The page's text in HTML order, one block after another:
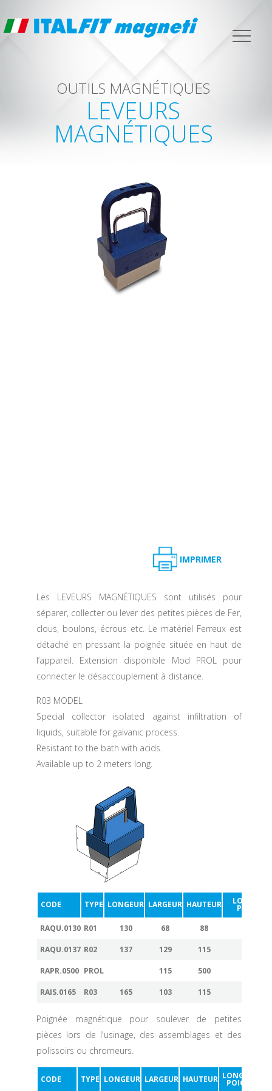
OUTILS MAGNÉTIQUES
LEVEURS
MAGNÉTIQUES
IMPRIMER
Les LEVEURS MAGNÉTIQUES sont utilisés pour
séparer, collecter ou lever des petites pièces de Fer,
clous, boulons, écrous etc. Le matériel Ferreux est
détaché en pressant la poignée située en haut de
l’appareil. Extension disponible Mod PROL pour
connecter le désaccouplement à distance.
R03 MODEL
Special collector isolated against infiltration of
liquids, suitable for galvanic process.
Resistant to the bath with acids.
Available up to 2 meters long.
CODE TYPE LONGEUR LARGEUR HAUTEUR
POIGNÉE
RAQU.0130 R01 130 68 88
RAQU.0137 R02 137 129 115
RAPR.0500 PROL 115 500
RAIS.0165 R03 165 103 115
Poignée magnétique pour soulever de petites
pièces lors de l'usinage, des assemblages et des
polissoirs ou chromeurs.
CODE TYPE LONGEUR LARGEUR HAUTEUR LONGUEUR
POIGNÉE